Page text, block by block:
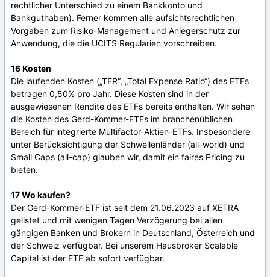
rechtlicher Unterschied zu einem Bankkonto und
Bankguthaben). Ferner kommen alle aufsichtsrechtlichen
Vorgaben zum Risiko-Management und Anlegerschutz zur
Anwendung, die die UCITS Regularien vorschreiben.
16 Kosten
Die laufenden Kosten („TER“, „Total Expense Ratio“) des ETFs
betragen 0,50% pro Jahr. Diese Kosten sind in der
ausgewiesenen Rendite des ETFs bereits enthalten. Wir sehen
die Kosten des Gerd-Kommer-ETFs im branchenüblichen
Bereich für integrierte Multifactor-Aktien-ETFs. Insbesondere
unter Berücksichtigung der Schwellenländer (all-world) und
Small Caps (all-cap) glauben wir, damit ein faires Pricing zu
bieten.
17 Wo kaufen?
Der Gerd-Kommer-ETF ist seit dem 21.06.2023 auf XETRA
gelistet und mit wenigen Tagen Verzögerung bei allen
gängigen Banken und Brokern in Deutschland, Österreich und
der Schweiz verfügbar. Bei unserem Hausbroker Scalable
Capital ist der ETF ab sofort verfügbar.